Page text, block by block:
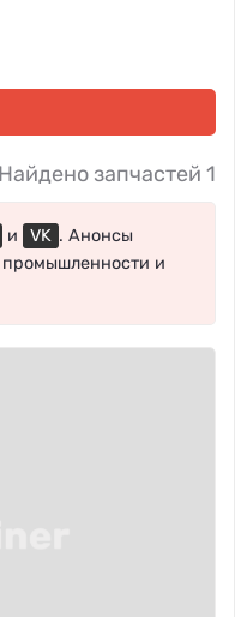
Найдено запчастей 1
и VK . Анонсы
промышленности и